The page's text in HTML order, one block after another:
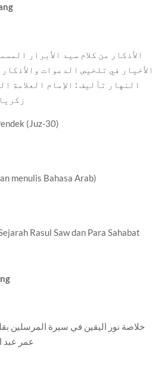
الأذکار من کلام سيد الأبرار
الأخيار في تلخيص الدعوات
النهار تأليف : الإمام العلامة
(Juz-30)
menulis Bahasa Arab)
Rasul Saw dan Para Sahabat
خلاصة نور اليقين في سيرة المرسلين
عمر عبد